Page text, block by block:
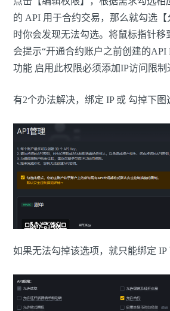
的 API 用于合约交易，那么就勾选
时你会发现无法勾选。将鼠标指针移
会提示“开通合约账户之前创建的
功能 启用此权限必须添加IP访问限制
有2个办法解决，绑定 IP 或 勾掉下图
如果无法勾掉该选项，就只能绑定 IP